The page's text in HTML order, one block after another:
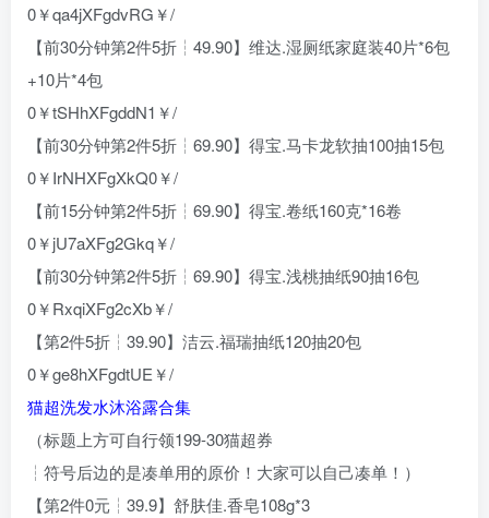
0￥qa4jXFgdvRG￥/
【前30分钟第2件5折┆49.90】维达.湿厕纸家庭装40片*6包
+10片*4包
0￥tSHhXFgddN1￥/
【前30分钟第2件5折┆69.90】得宝.马卡龙软抽100抽15包
0￥IrNHXFgXkQ0￥/
【前15分钟第2件5折┆69.90】得宝.卷纸160克*16卷
0￥jU7aXFg2Gkq￥/
【前30分钟第2件5折┆69.90】得宝.浅桃抽纸90抽16包
0￥RxqiXFg2cXb￥/
【第2件5折┆39.90】洁云.福瑞抽纸120抽20包
0￥ge8hXFgdtUE￥/
猫超洗发水沐浴露合集
（标题上方可自行领199-30猫超券
┆符号后边的是凑单用的原价！大家可以自己凑单！）
【第2件0元┆39.9】舒肤佳.香皂108g*3